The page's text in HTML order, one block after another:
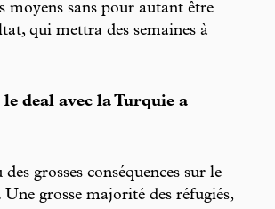
moyens sans pour autant être
qui mettra des semaines à
le deal avec la Turquie a
grosses conséquences sur le
Une grosse majorité des réfugiés,